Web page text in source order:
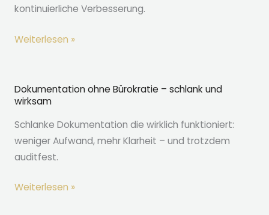
kontinuierliche Verbesserung.
Integration
in
den
Unternehmensalltag
mittels
Quality
Weiterlesen »
Dokumentation ohne Bürokratie – schlank und
wirksam
Schlanke Dokumentation die wirklich funktioniert:
weniger Aufwand, mehr Klarheit – und trotzdem
auditfest.
Dokumentation
Weiterlesen »